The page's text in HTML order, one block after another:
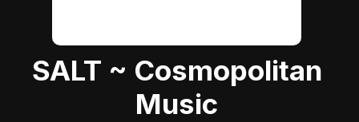
SALT ~ Cosmopolitan
Music